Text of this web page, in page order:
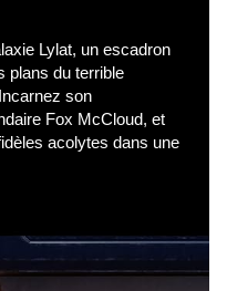
Lylat, un escadron
plans du terrible
son
Fox McCloud, et
acolytes dans une